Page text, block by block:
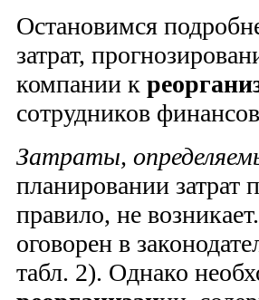
Остановимся
затрат,
компании к
сотрудников
Затраты,
планировании затрат
правило, не
оговорен в
табл. 2). Однако